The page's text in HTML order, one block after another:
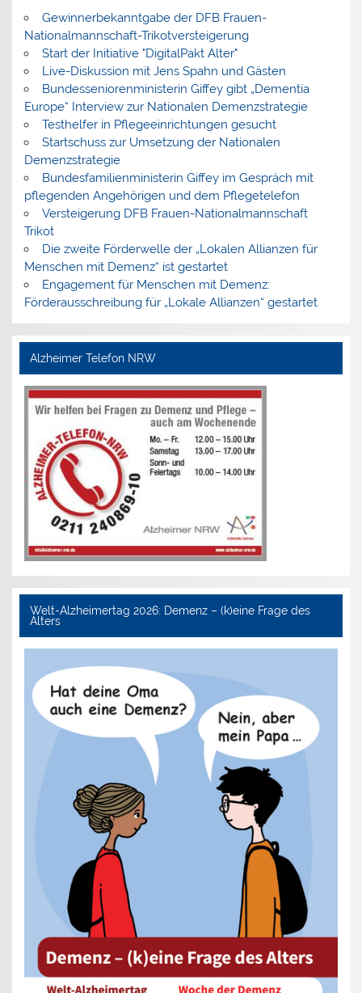
Gewinnerbekanntgabe der DFB Frauen-
Nationalmannschaft-Trikotversteigerung
Start der Initiative "DigitalPakt Alter"
Live-Diskussion mit Jens Spahn und Gästen
Bundesseniorenministerin Giffey gibt „Dementia
Europe“ Interview zur Nationalen Demenzstrategie
Testhelfer in Pflegeeinrichtungen gesucht
Startschuss zur Umsetzung der Nationalen
Demenzstrategie
Bundesfamilienministerin Giffey im Gespräch mit
pflegenden Angehörigen und dem Pflegetelefon
Versteigerung DFB Frauen-Nationalmannschaft
Trikot
Die zweite Förderwelle der „Lokalen Allianzen für
Menschen mit Demenz“ ist gestartet
Engagement für Menschen mit Demenz:
Förderausschreibung für „Lokale Allianzen“ gestartet
Alzheimer Telefon NRW
Welt-Alzheimertag 2026: Demenz – (k)eine Frage des
Alters